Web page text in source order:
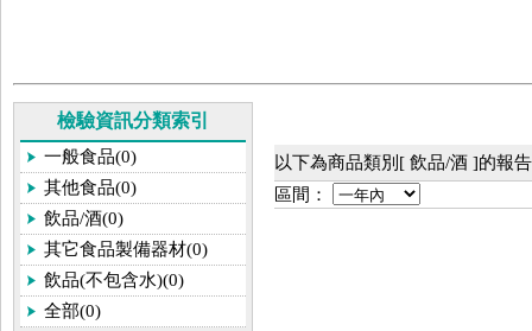
檢驗資訊分類索引
一般食品(0)
其他食品(0)
飲品/酒(0)
其它食品製備器材(0)
飲品(不包含水)(0)
全部(0)
以下為商品類別[ 飲品/酒 ]的報
區間：